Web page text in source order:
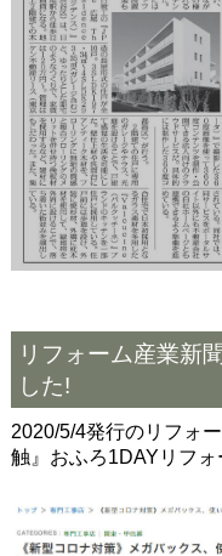
リフォーム産業新
した!
2020/5/4発行のリフォ
触』おふろ1DAYリフォ